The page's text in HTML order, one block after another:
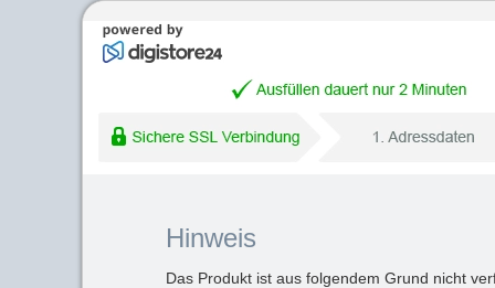
Hinweis
Das Produkt ist aus folgendem Grund nicht